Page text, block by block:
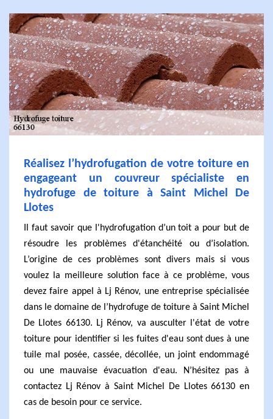
Réalisez l’hydrofugation de votre toiture en
engageant un couvreur spécialiste en
hydrofuge de toiture à Saint Michel De
Llotes
Il faut savoir que l'hydrofugation d’un toit a pour but de
résoudre les problèmes d'étanchéité ou d’isolation.
L’origine de ces problèmes sont divers mais si vous
voulez la meilleure solution face à ce problème, vous
devez faire appel à Lj Rénov, une entreprise spécialisée
dans le domaine de l’hydrofuge de toiture à Saint Michel
De Llotes 66130. Lj Rénov, va ausculter l'état de votre
toiture pour identifier si les fuites d'eau sont dues à une
tuile mal posée, cassée, décollée, un joint endommagé
ou une mauvaise évacuation d'eau. N’hésitez pas à
contactez Lj Rénov à Saint Michel De Llotes 66130 en
cas de besoin pour ce service.